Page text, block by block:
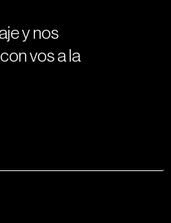
y nos
vos a la